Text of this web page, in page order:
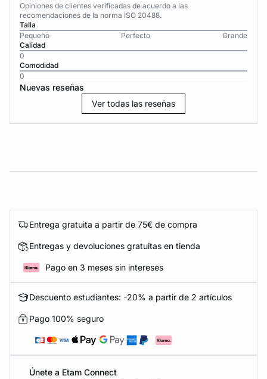
Opiniones de clientes verificadas de acuerdo a las
recomendaciones de la norma ISO 20488.
Talla
Pequeño
Perfecto
Grande
Calidad
0
Comodidad
0
Nuevas reseñas
Ver todas las reseñas
Entrega gratuita a partir de 75€ de compra
Entregas y devoluciones gratuitas en tienda
Pago en 3 meses sin intereses
Descuento estudiantes: -20% a partir de 2 artículos
Pago 100% seguro
Únete a Etam Connect